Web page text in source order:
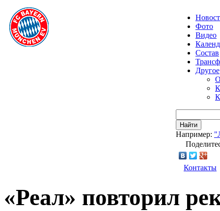
Фото
Видео
Состав
Другое
Найти
Например:
Контакты
«Реал» повторил